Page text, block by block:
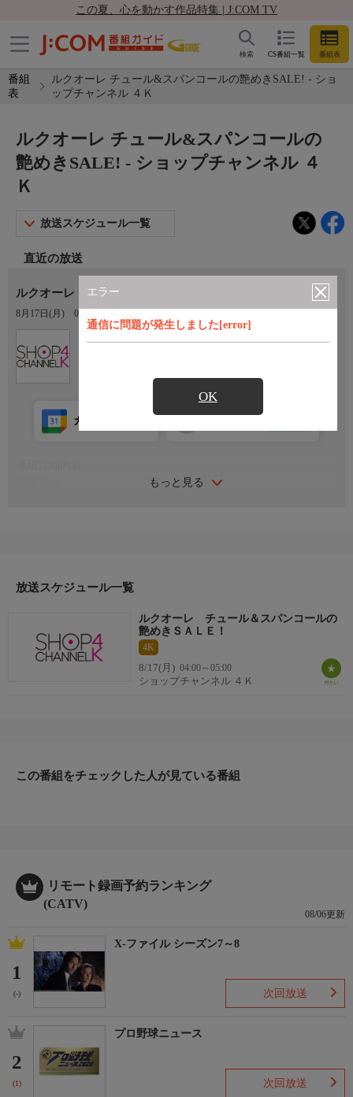
この夏、心を動かす作品特集 | J:COM TV
CS番組一覧 番組表
検索
番組
表
ルクオーレ チュール&スパンコールの艶めきSALE! - ショ
ップチャンネル ４Ｋ
エラー
通信に問題が発生しました[error]
OK
ルクオーレ チュール&スパンコールの
艶めきSALE! - ショップチャンネル ４
Ｋ
放送スケジュール一覧
直近の放送
ルクオーレ チュール＆スパンコールの艶めきＳＡＬＥ！
8月17日(月) 04:00〜05:00
もっと見る
カレンダー登録
＊ライブ放送につき、番組および商品内容に変更が生じる場合も
ＨＰ：https://www.shopch.jp
放送スケジュール一覧
ルクオーレ チュール＆スパンコールの
艶めきＳＡＬＥ！
4K
8/17(月) 04:00～05:00
ショップチャンネル ４Ｋ
この番組をチェックした人が見ている番組
リモート録画予約ランキング
(CATV)
08/06更新
1
(-)
X-ファイル シーズン7～8
次回放送
2
(1)
プロ野球ニュース
次回放送